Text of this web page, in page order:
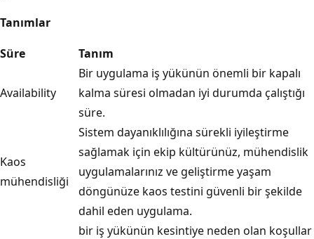
Tanımlar
Süre
Tanım
Availability
Bir uygulama iş yükünün önemli bir kapalı
kalma süresi olmadan iyi durumda çalıştığı
süre.
Kaos
mühendisliği
Sistem dayanıklılığına sürekli iyileştirme
sağlamak için ekip kültürünüz, mühendislik
uygulamalarınız ve geliştirme yaşam
döngünüze kaos testini güvenli bir şekilde
dahil eden uygulama.
bir iş yükünün kesintiye neden olan koşullar